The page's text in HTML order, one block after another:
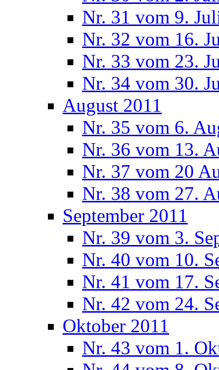
Nr. 31 vom 9.
Nr. 32 vom 16.
Nr. 33 vom 23.
Nr. 34 vom 30.
August 2011
Nr. 35 vom 6.
Nr. 36 vom 13.
Nr. 37 vom 20
Nr. 38 vom 27.
September 2011
Nr. 39 vom 3.
Nr. 40 vom 10.
Nr. 41 vom 17.
Nr. 42 vom 24.
Oktober 2011
Nr. 43 vom 1.